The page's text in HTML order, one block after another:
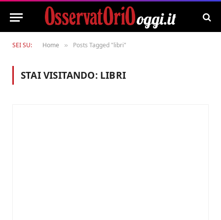
SEI SU: Home » Posts Tagged "libri"
STAI VISITANDO: LIBRI